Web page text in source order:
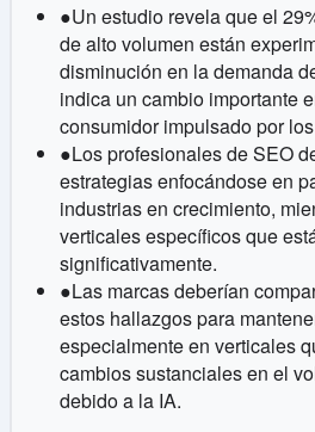
●Un estudio revela que el
de alto volumen están
disminución en la demanda
indica un cambio importante
consumidor impulsado por
●Los profesionales de SEO
estrategias enfocándose en
industrias en crecimiento,
verticales específicos que
significativamente.
●Las marcas deberían
estos hallazgos para
especialmente en verticales
cambios sustanciales en el
debido a la IA.